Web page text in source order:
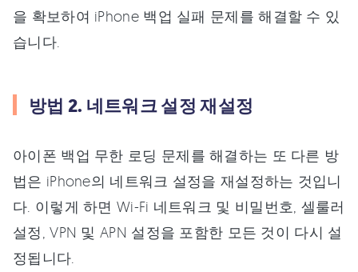
을 확보하여 iPhone 백업 실패 문제를 해결할 수 있
습니다.
방법 2. 네트워크 설정 재설정
아이폰 백업 무한 로딩 문제를 해결하는 또 다른 방
법은 iPhone의 네트워크 설정을 재설정하는 것입니
다. 이렇게 하면 Wi-Fi 네트워크 및 비밀번호, 셀룰러
설정, VPN 및 APN 설정을 포함한 모든 것이 다시 설
정됩니다.